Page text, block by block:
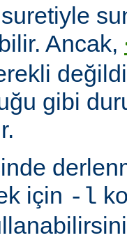
Ancak,
gibi
için -l